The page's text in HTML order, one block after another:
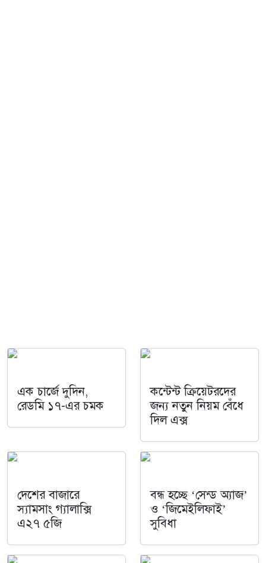
এক চার্জে দুদিন,
রেডমি ১৭-এর চমক
কন্টেন্ট ক্রিয়েটরদের
জন্য নতুন নিয়ম বেঁধে
দিল এক্স
দেশের বাজারে
স্যামসাং গ্যালাক্সি
এ২৭ ৫জি
বন্ধ হচ্ছে ‘সেন্ড অ্যাজ’
ও ‘জিমেইলিফাই’
সুবিধা